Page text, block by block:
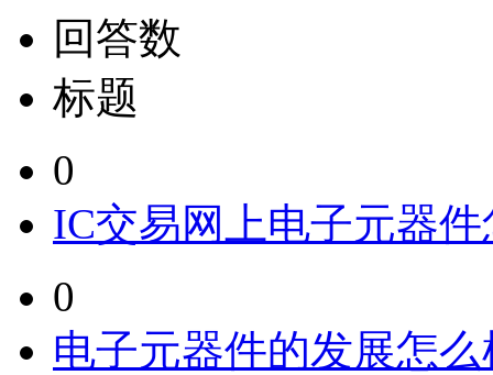
回答数
标题
0
IC交易网上电子元器
0
电子元器件的发展怎么